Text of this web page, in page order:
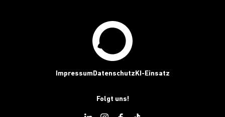
Impressum Datenschutz KI-Einsatz
Folgt uns!